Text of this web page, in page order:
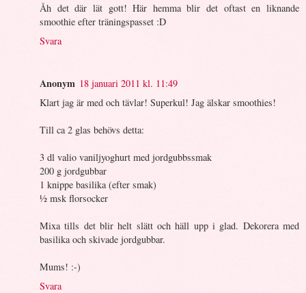
Åh det där lät gott! Här hemma blir det oftast en liknande
smoothie efter träningspasset :D
Svara
Anonym 18 januari 2011 kl. 11:49
Klart jag är med och tävlar! Superkul! Jag älskar smoothies!
Till ca 2 glas behövs detta:
3 dl valio vaniljyoghurt med jordgubbssmak
200 g jordgubbar
1 knippe basilika (efter smak)
½ msk florsocker
Mixa tills det blir helt slätt och häll upp i glad. Dekorera med
basilika och skivade jordgubbar.
Mums! :-)
Svara